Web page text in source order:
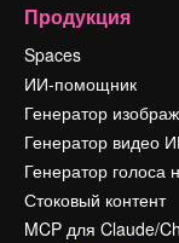
Продукция
Spaces
ИИ-помощник
Генератор
Генератор видео
Генератор голоса
Стоковый контент
MCP для Claude/